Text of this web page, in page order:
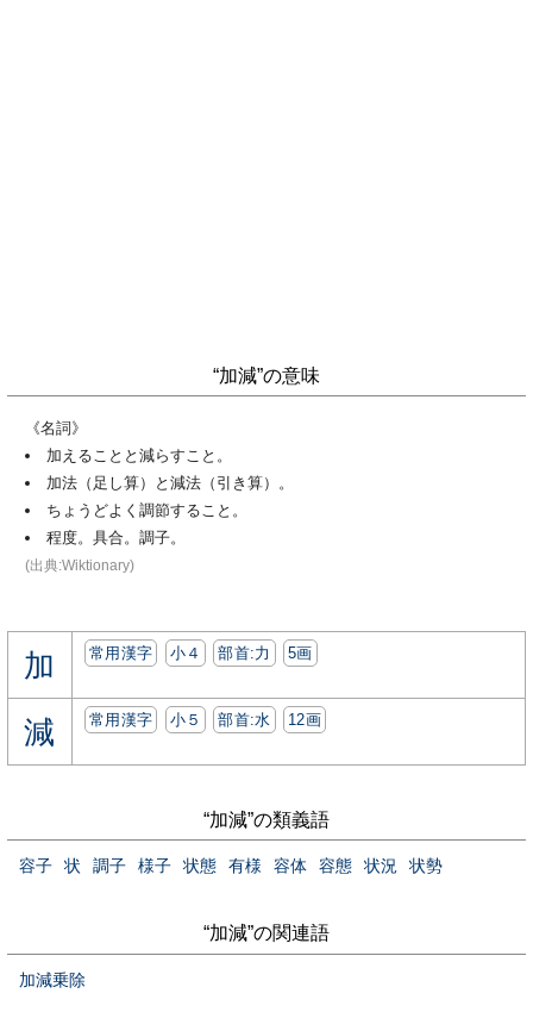
“加減”の意味
《名詞》
加えることと減らすこと。
加法（足し算）と減法（引き算）。
ちょうどよく調節すること。
程度。具合。調子。
(出典:Wiktionary)
加 常用漢字 小４ 部首:⼒ 5画
減 常用漢字 小５ 部首:⽔ 12画
“加減”の類義語
容子 状 調子 様子 状態 有様 容体 容態 状況 状勢
“加減”の関連語
加減乗除